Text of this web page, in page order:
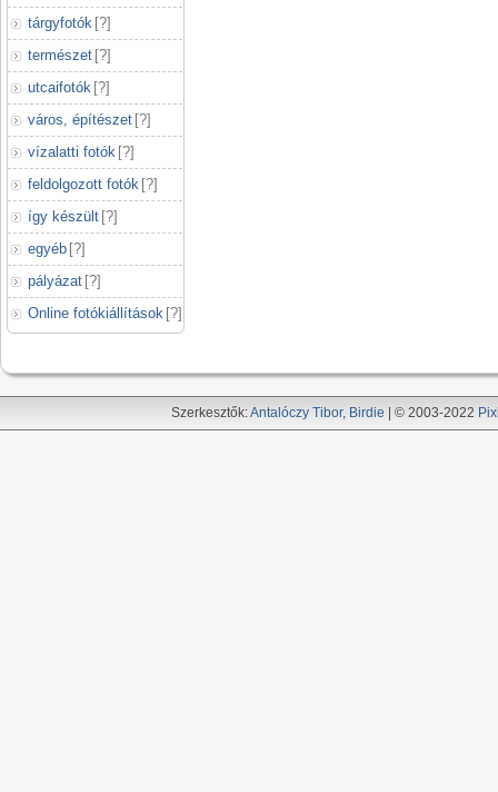
tárgyfotók [?]
természet [?]
utcaifotók [?]
város, építészet [?]
vízalatti fotók [?]
feldolgozott fotók [?]
így készült [?]
egyéb [?]
pályázat [?]
Online fotókiállítások [?]
Szerkesztők:Antalóczy Tibor, Birdie | © 2003-2022